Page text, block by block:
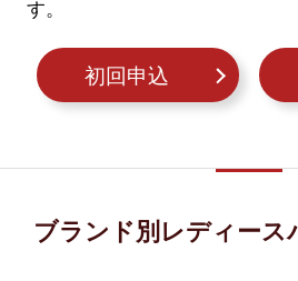
す。
初回申込
ブランド別レディース